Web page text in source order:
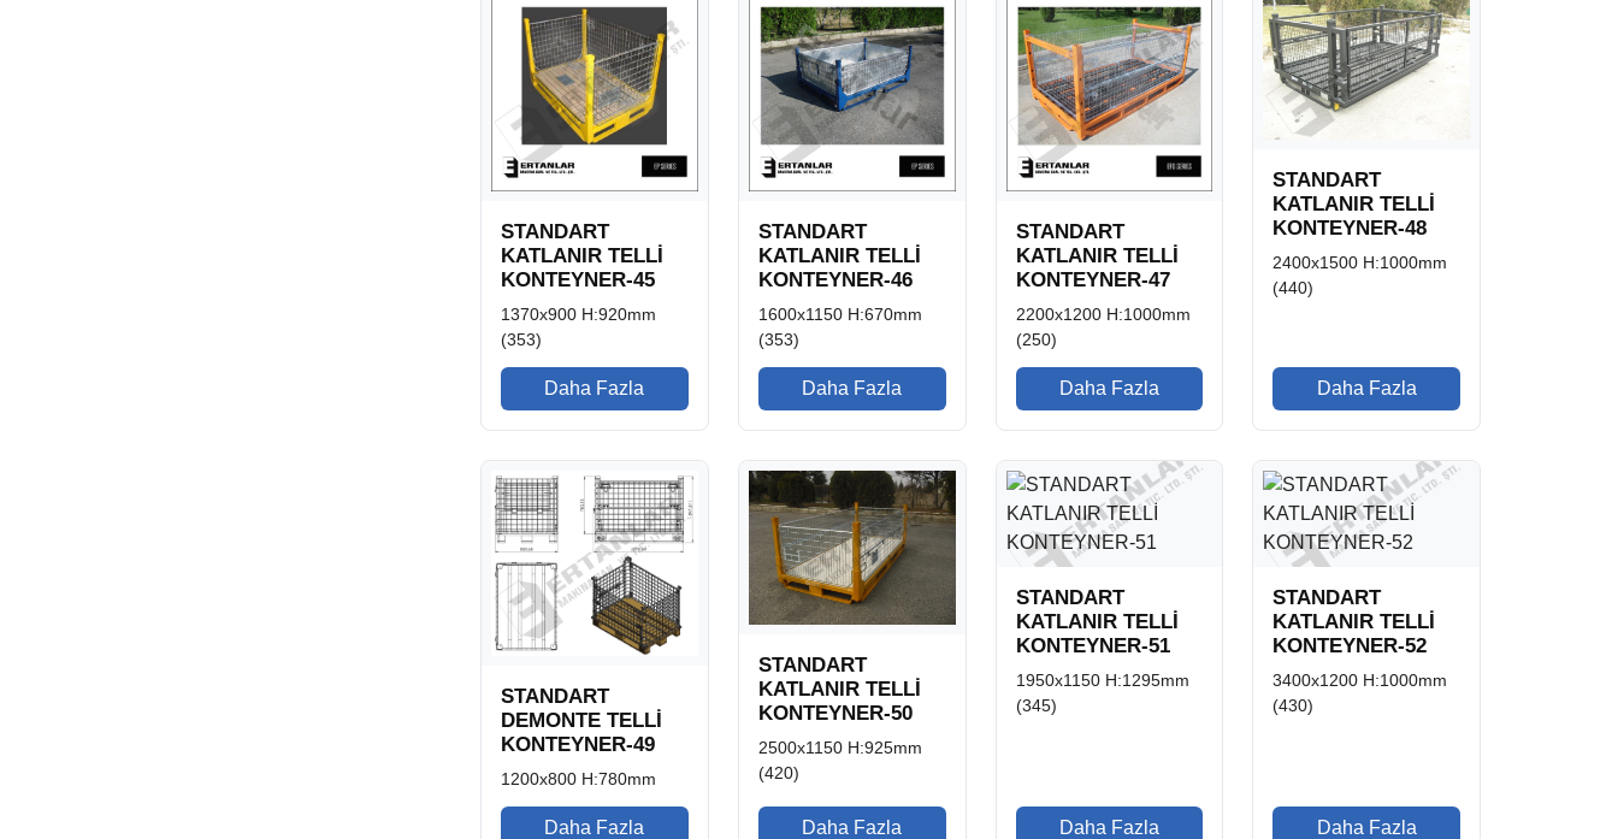
STANDART
KATLANIR TELLİ
KONTEYNER-45
1370x900 H:920mm
(353)
Daha Fazla
STANDART
KATLANIR TELLİ
KONTEYNER-46
1600x1150 H:670mm
(353)
Daha Fazla
STANDART
KATLANIR TELLİ
KONTEYNER-47
2200x1200 H:1000mm
(250)
Daha Fazla
STANDART
KATLANIR TELLİ
KONTEYNER-48
2400x1500 H:1000mm
(440)
Daha Fazla
STANDART
DEMONTE TELLİ
KONTEYNER-49
1200x800 H:780mm
Daha Fazla
STANDART
KATLANIR TELLİ
KONTEYNER-50
2500x1150 H:925mm
(420)
Daha Fazla
STANDART
KATLANIR TELLİ
KONTEYNER-51
1950x1150 H:1295mm
(345)
Daha Fazla
STANDART
KATLANIR TELLİ
KONTEYNER-52
3400x1200 H:1000mm
(430)
Daha Fazla